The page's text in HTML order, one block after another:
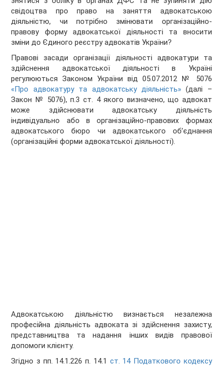
свідоцтва про право на заняття адвокатською
діяльністю, чи потрібно змінювати організаційно-
правову форму адвокатської діяльності та вносити
зміни до Єдиного реєстру адвокатів України?
Правові засади організації діяльності адвокатури та
здійснення адвокатської діяльності в Україні
регулюються Законом України від 05.07.2012 № 5076
«Про адвокатуру та адвокатську діяльність»(далі –
Закон № 5076), п.3 ст. 4 якого визначено, що адвокат
може здійснювати адвокатську діяльність
індивідуально або в організаційно-правових формах
адвокатського бюро чи адвокатського об’єднання
(організаційні форми адвокатської діяльності).
Адвокатською діяльністю визнається незалежна
професійна діяльність адвоката зі здійснення захисту,
представництва та надання інших видів правової
допомоги клієнту.
Згідно з пп. 14.1.226 п. 14.1 ст. 14 Податкового кодексу